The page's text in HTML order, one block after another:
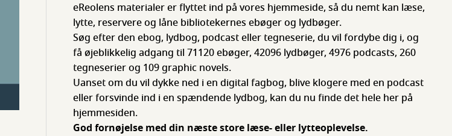
eReolens materialer er flyttet ind på vores hjemmeside, så du nemt kan læse,
lytte, reservere og låne bibliotekernes ebøger og lydbøger.
Søg efter den ebog, lydbog, podcast eller tegneserie, du vil fordybe dig i, og
få øjeblikkelig adgang til 71120 ebøger, 42096 lydbøger, 4976 podcasts, 260
tegneserier og 109 graphic novels.
Uanset om du vil dykke ned i en digital fagbog, blive klogere med en podcast
eller forsvinde ind i en spændende lydbog, kan du nu finde det hele her på
hjemmesiden.
God fornøjelse med din næste store læse- eller lytteoplevelse.